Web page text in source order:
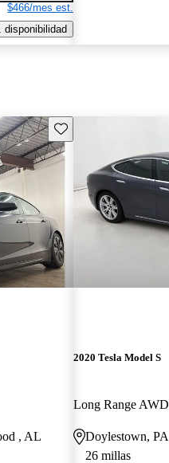
$466/mes est.
disponibilidad
Guarda este Aviso
, AL
2020 Tesla Model S
Long Range AWD
Doylestown, PA
26 millas